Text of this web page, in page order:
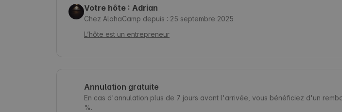
Votre hôte : Adrian
Chez AlohaCamp depuis : 25 septembre 2025
L’hôte est un entrepreneur
Annulation gratuite
En cas d'annulation plus de 7 jours avant l'arrivée, vous bénéficiez d'un
%.